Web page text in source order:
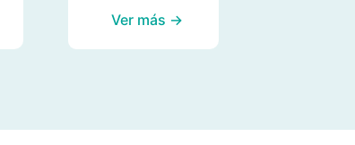
Ver más →